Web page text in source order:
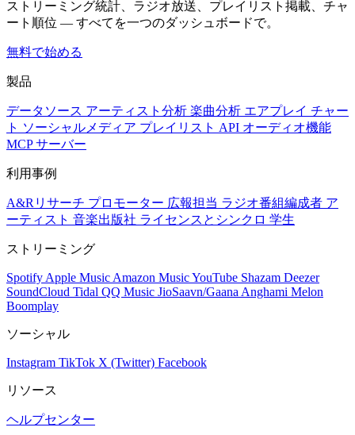
ストリーミング統計、ラジオ放送、プレイリスト掲載、チャ
ート順位 — すべてを一つのダッシュボードで。
無料で始める
製品
データソース アーティスト分析 楽曲分析 エアプレイ チャー
ト ソーシャルメディア プレイリスト API オーディオ機能
MCP サーバー
利用事例
A&Rリサーチ プロモーター 広報担当 ラジオ番組編成者 ア
ーティスト 音楽出版社 ライセンスとシンクロ 学生
ストリーミング
Spotify Apple Music Amazon MusicYouTube Shazam Deezer
SoundCloud Tidal QQ Music JioSaavn/Gaana Anghami Melon
Boomplay
ソーシャル
Instagram TikTok X (Twitter) Facebook
リソース
ヘルプセンター